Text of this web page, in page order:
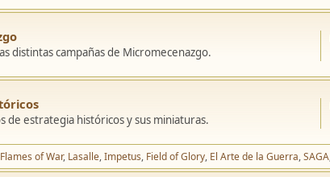
distintas campañas de Micromecenazgo.
de estrategia históricos y sus miniaturas.
Flames of War Lasalle Impetus Field of Glory El Arte de la Guerra SAGA